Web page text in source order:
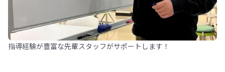
指導経験が豊富な先輩スタッフがサポートします！